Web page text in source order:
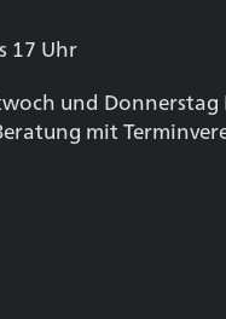
17 Uhr
und Donnerstag
mit